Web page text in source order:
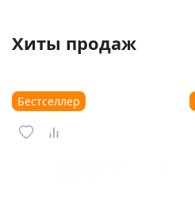
Хиты продаж
Бестселлер